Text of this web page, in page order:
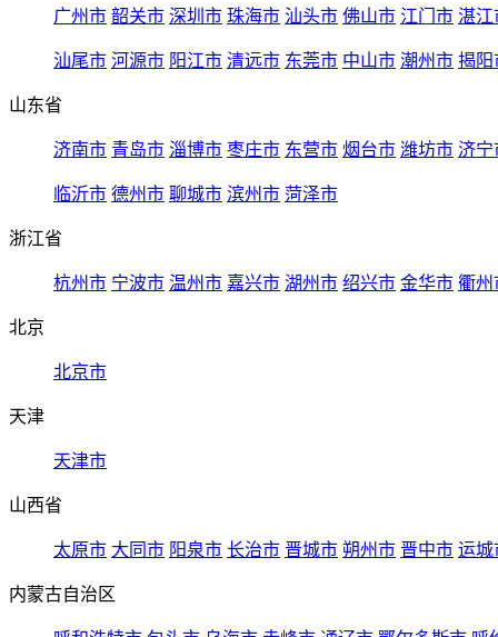
广州市 韶关市 深圳市 珠海市 汕头市 佛山市 江门市 湛江
汕尾市 河源市 阳江市 清远市 东莞市 中山市 潮州市 揭阳
山东省
济南市 青岛市 淄博市 枣庄市 东营市 烟台市 潍坊市 济宁
临沂市 德州市 聊城市 滨州市 菏泽市
浙江省
杭州市 宁波市 温州市 嘉兴市 湖州市 绍兴市 金华市 衢州
北京
北京市
天津
天津市
山西省
太原市 大同市 阳泉市 长治市 晋城市 朔州市 晋中市 运城
内蒙古自治区